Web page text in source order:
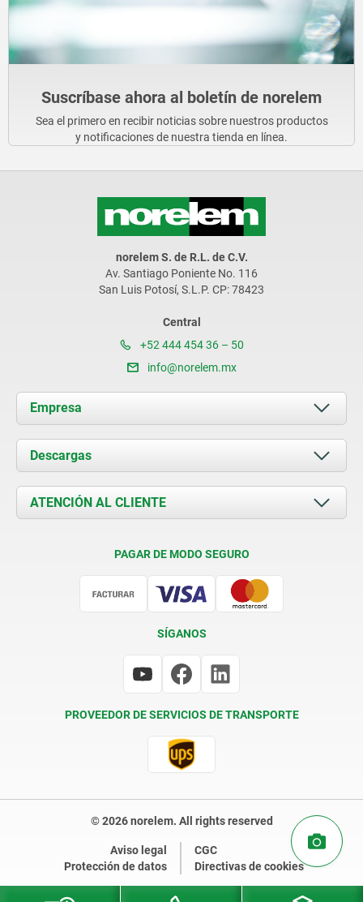
Suscríbase ahora al boletín de norelem
Sea el primero en recibir noticias sobre nuestros productos
y notificaciones de nuestra tienda en línea.
norelem S. de R.L. de C.V.
Av. Santiago Poniente No. 116
San Luis Potosí, S.L.P. CP: 78423
Central
+52 444 454 36 – 50
info@norelem.mx
Empresa
Acerca de nosotros
Novedades
Contacto
Descargas
Documents
ATENCIÓN AL CLIENTE
PAGAR DE MODO SEGURO
SÍGANOS
PROVEEDOR DE SERVICIOS DE TRANSPORTE
© 2026 norelem. All rights reserved
Aviso legal
CGC
Protección de datos
Directivas de cookies